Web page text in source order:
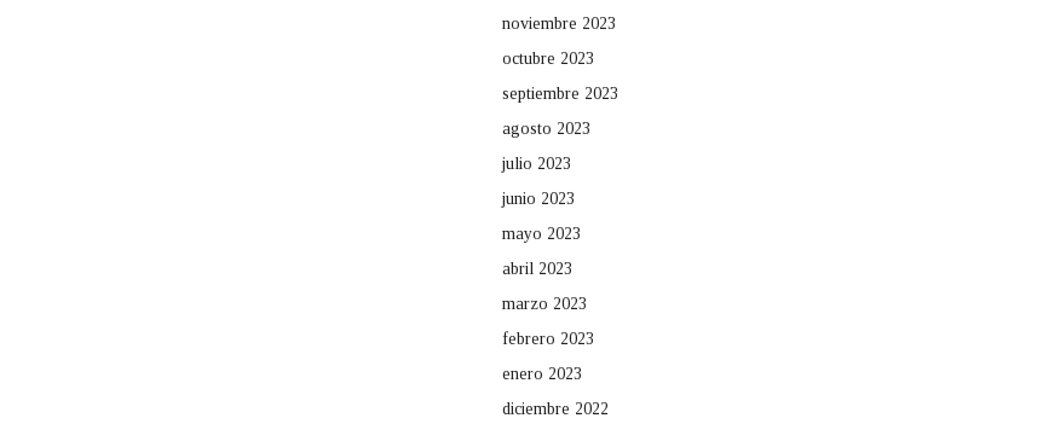
noviembre 2023
octubre 2023
septiembre 2023
agosto 2023
julio 2023
junio 2023
mayo 2023
abril 2023
marzo 2023
febrero 2023
enero 2023
diciembre 2022